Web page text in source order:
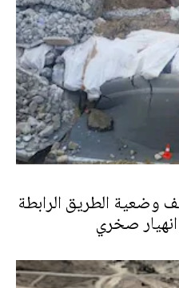
وضعية الطريق الرابطة
صخري